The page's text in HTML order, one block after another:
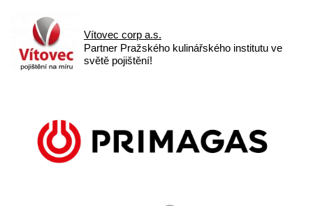
Vítovec corp a.s.
Partner Pražského kulinářského institutu ve
světě pojištění!